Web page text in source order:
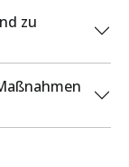
zu